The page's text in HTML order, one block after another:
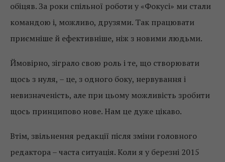
обіцяв. За роки спільної роботи у «Фокусі» ми стали
командою і, можливо, друзями. Так працювати
приємніше й ефективніше, ніж з новими людьми.
Ймовірно, зіграло свою роль і те, що створювати
щось з нуля, – це, з одного боку, нервування і
невизначеність, але при цьому можливість зробити
щось принципово нове. Нам це дуже цікаво.
Втім, звільнення редакції після зміни головного
редактора – часта ситуація. Коли я у березні 2015